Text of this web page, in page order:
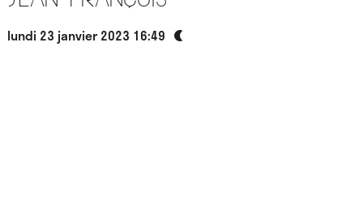
lundi 23 janvier 2023 16:49